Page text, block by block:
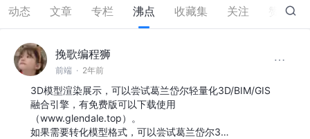
动态 文章 专栏 沸点 收藏集 关注 38
挽歌编程狮
前端 · 2年前
3D模型渲染展示，可以尝试葛兰岱尔轻量化3D/BIM/GIS
融合引擎，有免费版可以下载使用
（www.glendale.top）。
如果需要转化模型格式，可以尝试葛兰岱尔3…